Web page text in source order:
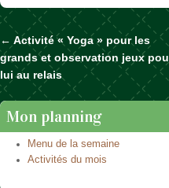
Naviguer dans
← Activité « Yoga » pour les
grands et observation jeux
lui au relais
Mon planning
Menu de la semaine
Activités du mois